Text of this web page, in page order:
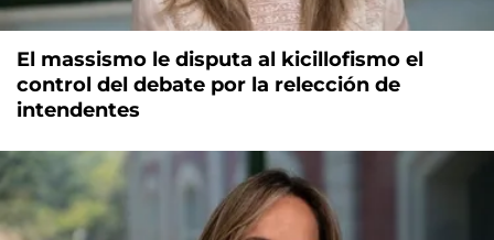
El massismo le disputa al kicillofismo el
control del debate por la relección de
intendentes